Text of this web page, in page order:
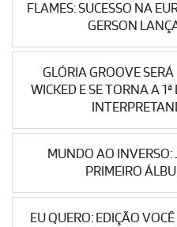
FLAMES: SUCESSO NA
GERSON
GLÓRIA GROOVE
WICKED E SE TORNA A
MUNDO AO INVERSO:
PRIMEIRO
EU QUERO: EDIÇÃO